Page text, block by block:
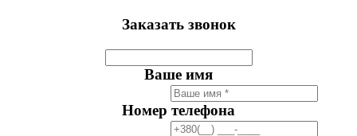
Заказать звонок
Ваше имя
Номер телефона